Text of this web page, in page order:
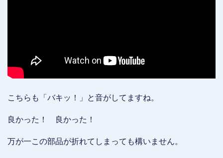
こちらも「バキッ！」と音がしてますね。
良かった！ 良かった！
万が一この部品が折れてしまっても構いません。